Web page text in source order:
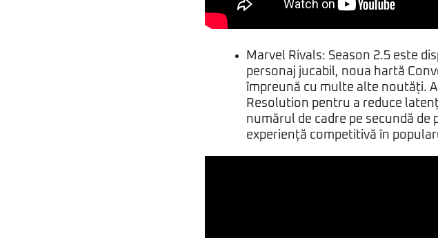
Marvel Rivals: Season 2.5 este
personaj jucabil, noua hartă
împreună cu multe alte noutăți.
Resolution pentru a reduce
numărul de cadre pe secundă de
experiență competitivă în